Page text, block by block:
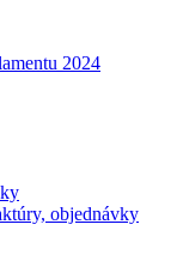
2024
objednávky